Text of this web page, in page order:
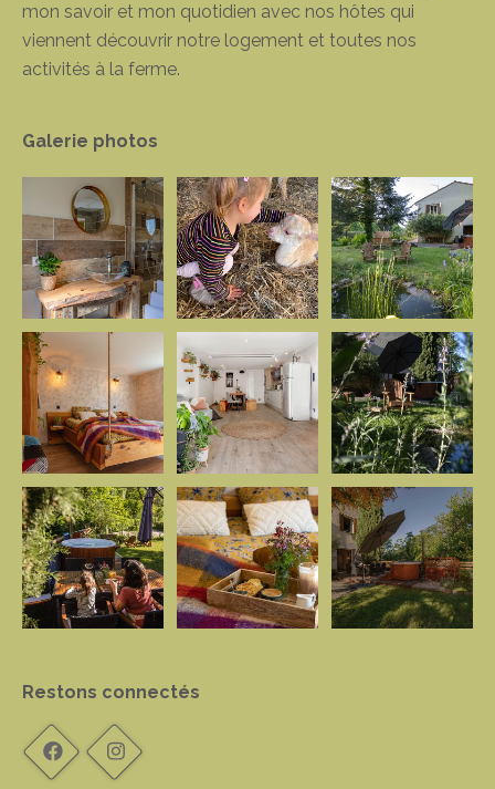
mon savoir et mon quotidien avec nos hôtes qui
viennent découvrir notre logement et toutes nos
activités à la ferme.
Galerie photos
Restons connectés